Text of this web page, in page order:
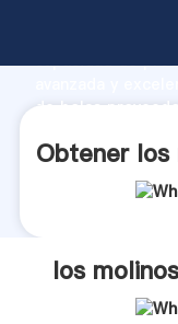
capacidad de
de bolas
Obtener los
los